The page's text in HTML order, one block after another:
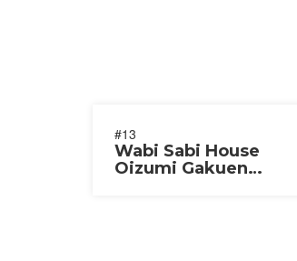
#13
Wabi Sabi House
Oizumi Gakuen